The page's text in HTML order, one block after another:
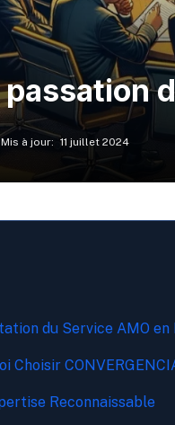
Mis à jour: 11 juillet 2024
du Service AMO
Choisir
Reconnaissable